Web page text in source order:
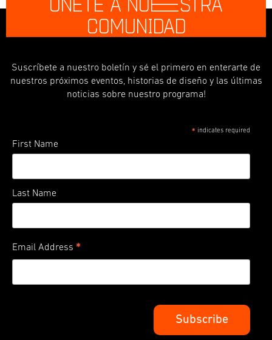
COMUNIDAD
Suscríbete a nuestro boletín y sé el primero en enterarte de
nuestros próximos eventos, historias de diseño y las últimas
noticias sobre nuestro programa!
* indicates required
First Name
Last Name
Email Address *